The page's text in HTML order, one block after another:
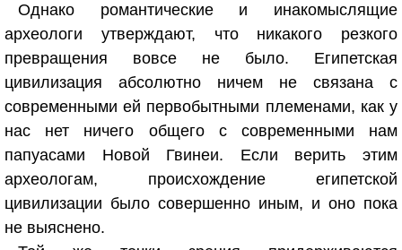
Однако романтические и инакомыслящие
археологи утверждают, что никакого резкого
превращения вовсе не было. Египетская
цивилизация абсолютно ничем не связана с
современными ей первобытными племенами, как у
нас нет ничего общего с современными нам
папуасами Новой Гвинеи. Если верить этим
археологам, происхождение египетской
цивилизации было совершенно иным, и оно пока
не выяснено.